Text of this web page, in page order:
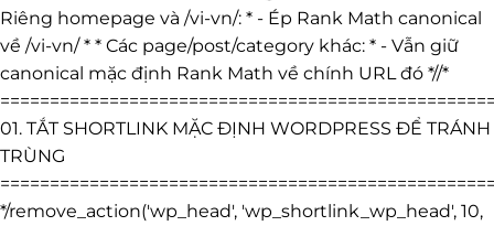
Riêng homepage và /vi-vn/: * - Ép Rank Math canonical
về /vi-vn/ * * Các page/post/category khác: * - Vẫn giữ
canonical mặc định Rank Math về chính URL đó *//*
01. TẮT SHORTLINK MẶC ĐỊNH WORDPRESS ĐỂ TRÁNH
TRÙNG
*/remove_action('wp_head', 'wp_shortlink_wp_head', 10,